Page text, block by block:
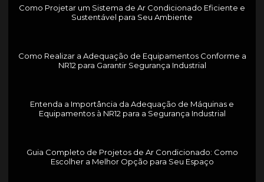
Como Projetar um Sistema de Ar Condicionado Eficiente e
Sustentável para Seu Ambiente
Como Realizar a Adequação de Equipamentos Conforme a
NR12 para Garantir Segurança Industrial
Entenda a Importância da Adequação de Máquinas e
Equipamentos à NR12 para a Segurança Industrial
Guia Completo de Projetos de Ar Condicionado: Como
Escolher a Melhor Opção para Seu Espaço